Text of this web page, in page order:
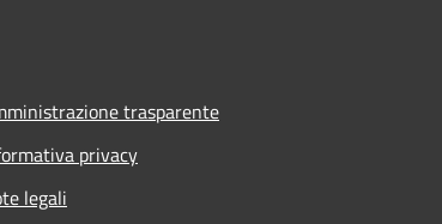
trasparente
privacy
legali